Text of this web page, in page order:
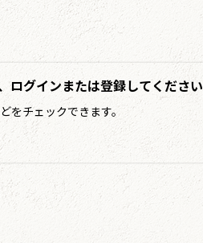
ログインまたは登録してください
をチェックできます。